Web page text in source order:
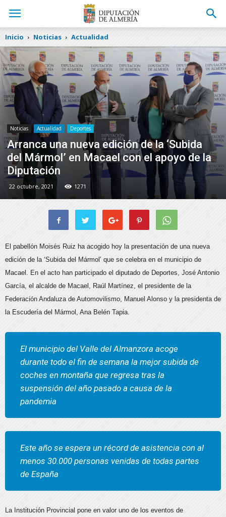
Inicio Noticias Actualidad
Noticias Actualidad Deportes
Arranca una nueva edición de la ‘Subida
del Mármol’ en Macael con el apoyo de la
Diputación
22 octubre, 2021 1271
El pabellón Moisés Ruiz ha acogido hoy la presentación de una nueva
edición de la ‘Subida del Mármol’ que se celebra en el municipio de
Macael. En el acto han participado el diputado de Deportes, José Antonio
García, el alcalde de Macael, Raúl Martínez, el presidente de la
Federación Andaluza de Automovilismo, Manuel Alonso y la presidenta de
la Escudería del Mármol, Ana Belén Tapia.
El municipio del Valle del Almanzora acoge
durante todo el fin de semana la mejor subida de
coches en montaña que regresa tras la
suspensión del año pasado a causa de la
pandemia
Este año se espera un récord de asistencia con al
menos 30.000 personas venidas de todas partes
de España
La Institución Provincial pone en valor uno de los eventos de